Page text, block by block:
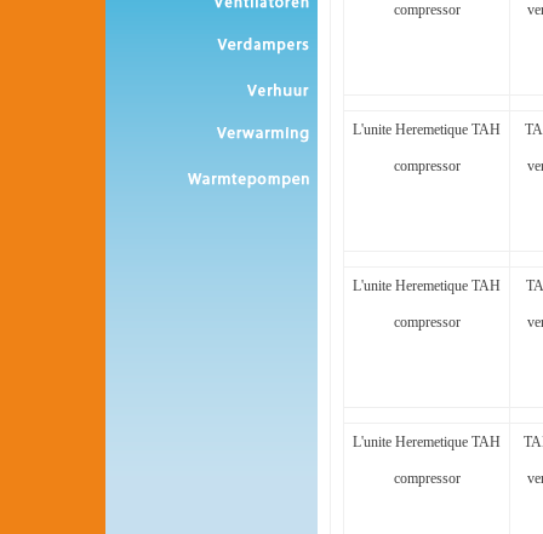
compressor
L'unite Heremetique TAH
compressor
L'unite Heremetique TAH
compressor
L'unite Heremetique TAH
compressor